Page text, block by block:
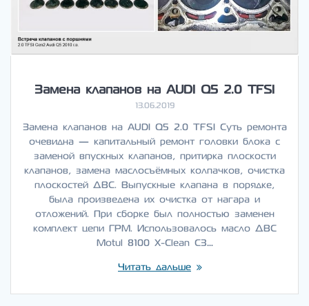
Замена клапанов на AUDI Q5 2.0 TFSI
13.06.2019
Замена клапанов на AUDI Q5 2.0 TFSI Суть ремонта
очевидна — капитальный ремонт головки блока с
заменой впускных клапанов, притирка плоскости
клапанов, замена маслосъёмных колпачков, очистка
плоскостей ДВС. Выпускные клапана в порядке,
была произведена их очистка от нагара и
отложений. При сборке был полностью заменен
комплект цепи ГРМ. Использовалось масло ДВС
Motul 8100 X-Clean C3…
Читать дальше